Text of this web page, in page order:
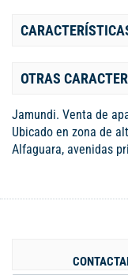
OTRAS
Jamundi. Venta de
Ubicado en zona de
Alfaguara, avenidas
de transporte. Es un
terminar a su gusto.
zona soial completa,
niños, area de